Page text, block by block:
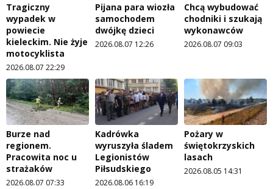
Tragiczny
wypadek w
powiecie
kieleckim. Nie żyje
motocyklista
2026.08.07 22:29
Pijana para wiozła
samochodem
dwójkę dzieci
2026.08.07 12:26
Chcą wybudować
chodniki i szukają
wykonawców
2026.08.07 09:03
Burze nad
regionem.
Pracowita noc u
strażaków
2026.08.07 07:33
Kadrówka
wyruszyła śladem
Legionistów
Piłsudskiego
2026.08.06 16:19
Pożary w
świętokrzyskich
lasach
2026.08.05 14:31